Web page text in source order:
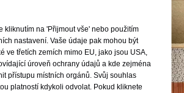
kliknutím na 'Přijmout vše' nebo použitím
nastavení. Vaše údaje pak mohou být
ve třetích zemích mimo EU, jako jsou USA,
úroveň ochrany údajů a kde zejména
přístupu místních orgánů. Svůj souhlas
platností kdykoli odvolat. Pokud kliknete